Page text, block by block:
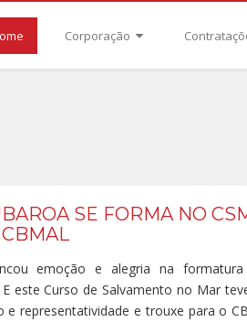
Corporação
SE FORMA NO
emoção e alegria na
este Curso de Salvamento no Mar
e representatividade e trouxe para o